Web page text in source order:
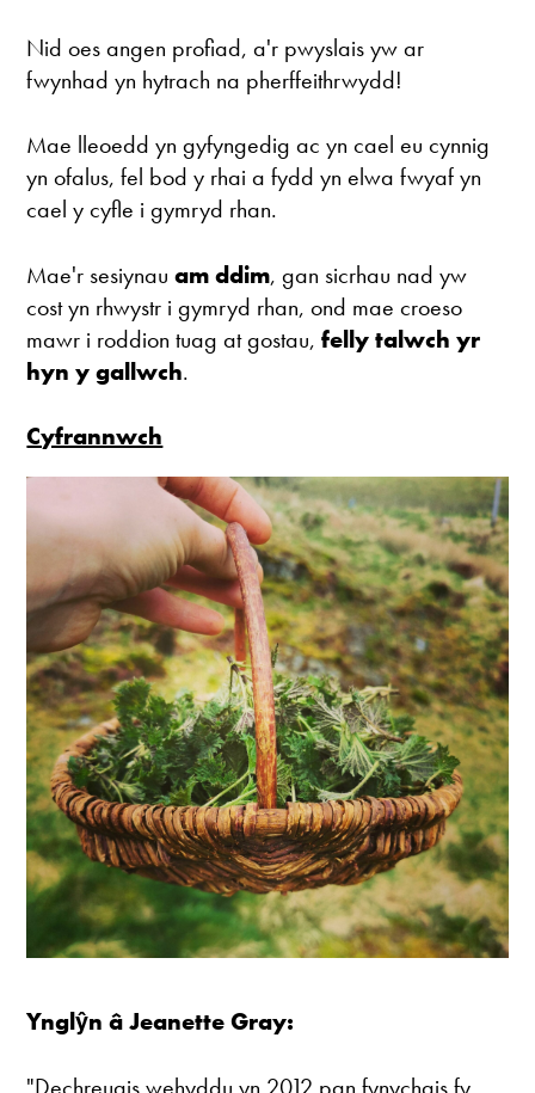
Nid oes angen profiad, a'r pwyslais yw ar
fwynhad yn hytrach na pherffeithrwydd!
Mae lleoedd yn gyfyngedig ac yn cael eu cynnig
yn ofalus, fel bod y rhai a fydd yn elwa fwyaf yn
cael y cyfle i gymryd rhan.
Mae'r sesiynauam ddim, gan sicrhau nad yw
cost yn rhwystr i gymryd rhan, ond mae croeso
mawr i roddion tuag at gostau,felly talwch yr
hyn y gallwch.
Cyfrannwch
Ynglŷn â Jeanette Gray:
"Dechreuais wehyddu yn 2012 pan fynychais fy